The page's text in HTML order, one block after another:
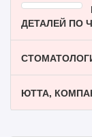
ДЕТАЛЕЙ ПО
ЮТТА,